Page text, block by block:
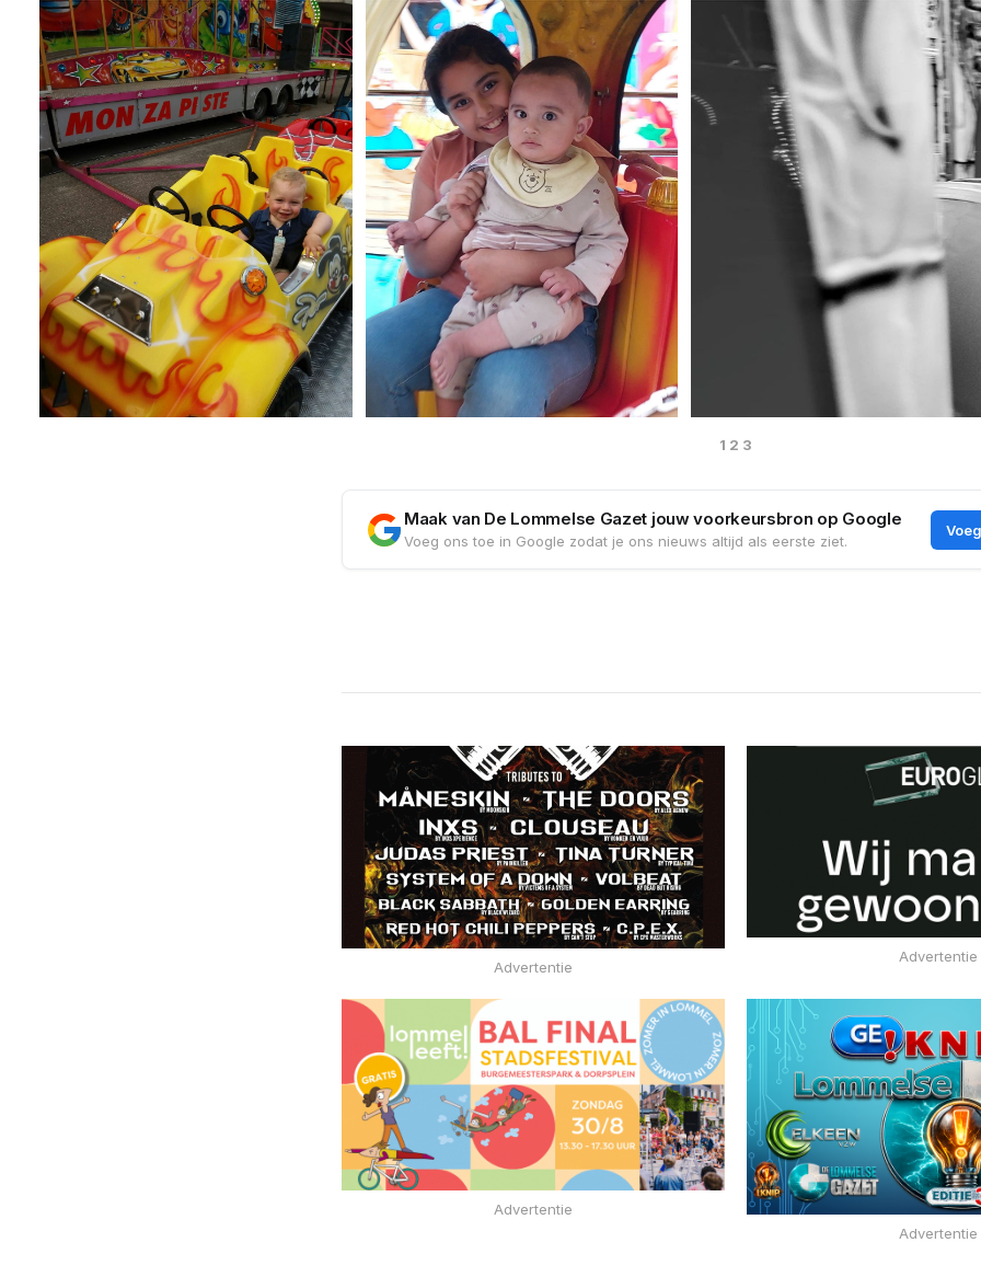
1 2 3
Maak van De Lommelse Gazet jouw voorkeursbron op Google
Voeg ons toe in Google zodat je ons nieuws altijd als eerste ziet.
Advertentie
Advertentie
Advertentie
Advertentie